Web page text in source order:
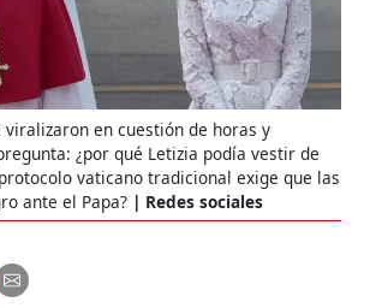
en cuestión de horas y
¿por qué Letizia podía vestir de
vaticano tradicional exige que las
ante el Papa?
Redes sociales